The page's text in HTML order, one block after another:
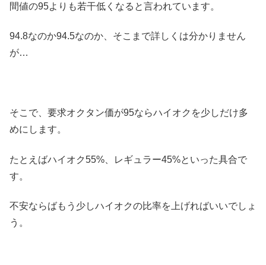
間値の95よりも若干低くなると言われています。
94.8なのか94.5なのか、そこまで詳しくは分かりません
が…
そこで、要求オクタン価が95ならハイオクを少しだけ多
めにします。
たとえばハイオク55%、レギュラー45%といった具合で
す。
不安ならばもう少しハイオクの比率を上げればいいでしょ
う。